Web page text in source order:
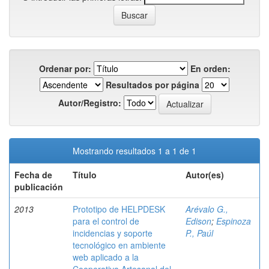
Ordenar por:
En orden:
Resultados por página
Autor/Registro:
Mostrando resultados 1 a 1 de 1
Fecha de
publicación
Título Autor(es)
2013
Prototipo de HELPDESK
para el control de
incidencias y soporte
tecnológico en ambiente
web aplicado a la
Arévalo G.,
Edison; Espinoza
P., Paúl